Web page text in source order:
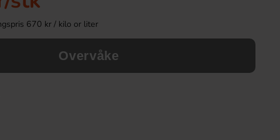
670 kr / kilo or liter
Overvåke